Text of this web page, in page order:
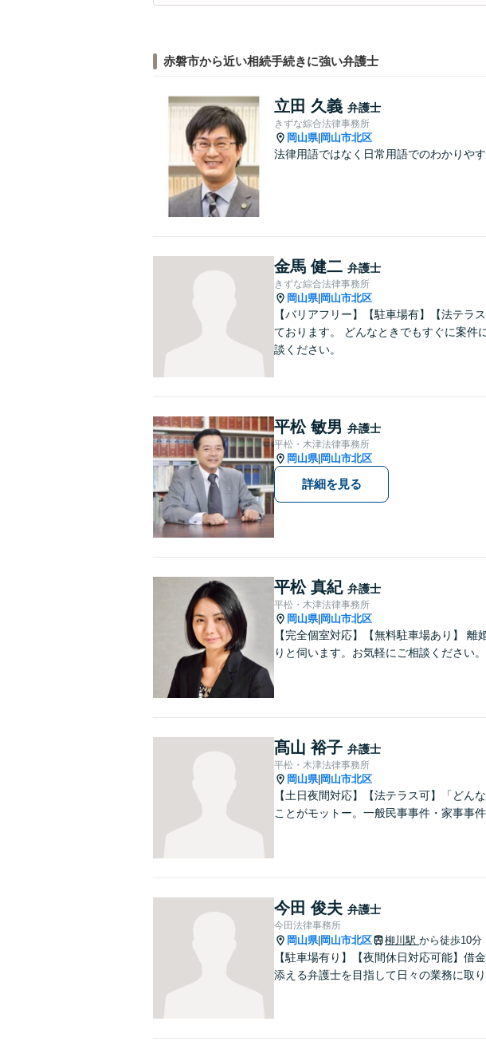
赤磐市から近い相続手続きに強い弁護士
立田 久義 弁護士
きずな綜合法律事務所
岡山県| 岡山市北区
法律用語ではなく日常用語でのわかりや
金馬 健二 弁護士
きずな綜合法律事務所
岡山県| 岡山市北区
【バリアフリー】【駐車場有】【法テラ
ております。 どんなときでもすぐに案件
談ください。
平松 敏男 弁護士
平松・木津法律事務所
岡山県| 岡山市北区
詳細を見る
平松 真紀 弁護士
平松・木津法律事務所
岡山県| 岡山市北区
【完全個室対応】【無料駐車場あり】
りと伺います。お気軽にご相談ください。
髙山 裕子 弁護士
平松・木津法律事務所
岡山県| 岡山市北区
【土日夜間対応】【法テラス可】「どん
ことがモットー。一般民事事件・家事事
今田 俊夫 弁護士
今田法律事務所
岡山県| 岡山市北区 柳川駅 から徒歩10分
【駐車場有り】【夜間休日対応可能】借
添える弁護士を目指して日々の業務に取